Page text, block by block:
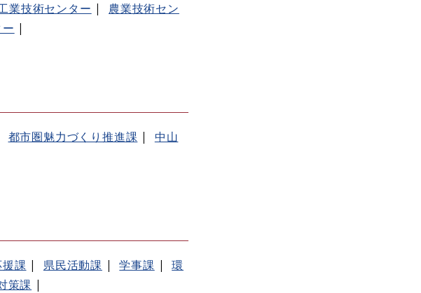
業技術センター
農業技術セン
都市圏魅力づくり推進課
中山
課 県民活動課 学事課
環
策課